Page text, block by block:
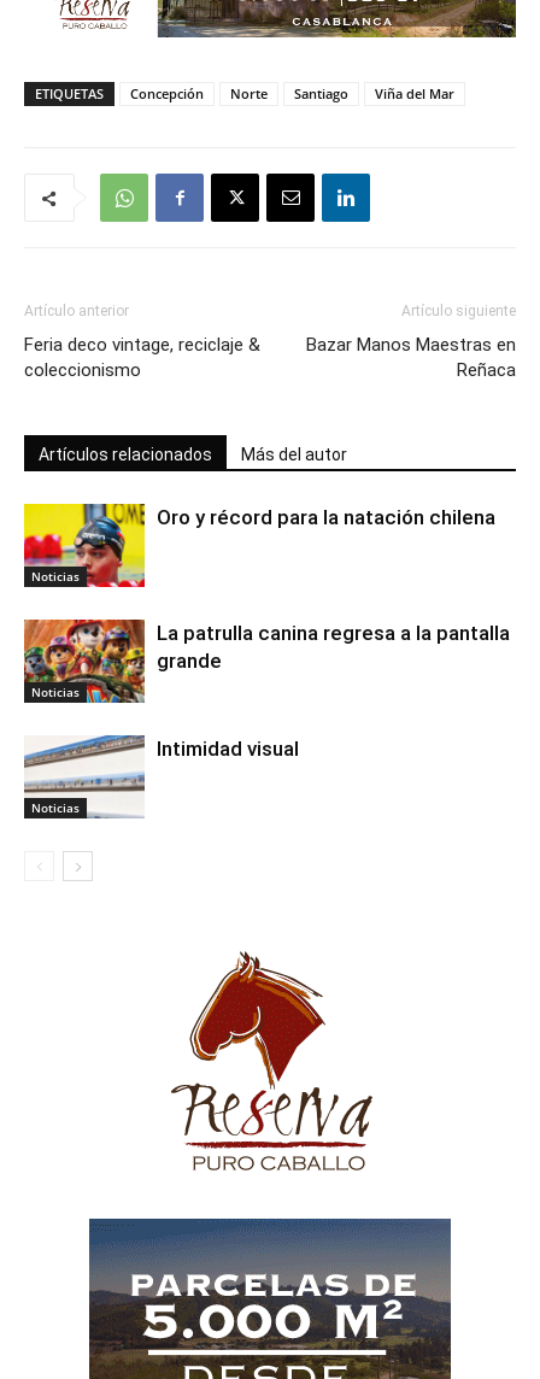
ETIQUETAS Concepción Norte Santiago Viña del Mar
Artículo anterior
Feria deco vintage, reciclaje &
coleccionismo
Artículo siguiente
Bazar Manos Maestras en
Reñaca
Artículos relacionados Más del autor
Noticias
Oro y récord para la natación chilena
Noticias
La patrulla canina regresa a la pantalla
grande
Noticias
Intimidad visual